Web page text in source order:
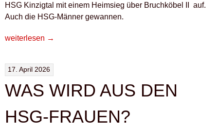
HSG Kinzigtal mit einem Heimsieg über Bruchköbel II auf.
Auch die HSG-Männer gewannen.
„ACHT
TVA
II
KLAR“
weiterlesen →
17. April 2026
WAS WIRD AUS DEN
HSG-FRAUEN?